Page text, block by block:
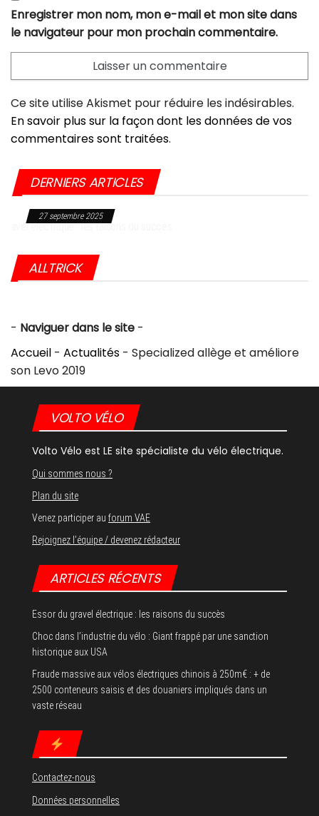
Enregistrer mon nom, mon e-mail et mon site dans
le navigateur pour mon prochain commentaire.
Ce site utilise Akismet pour réduire les indésirables.
En savoir plus sur la façon dont les données de vos
commentaires sont traitées.
DERNIERS ARTICLES
27 septembre 2025
aux USA
ALLTRICK
- Naviguer dans le site -
Accueil - Actualités - Specialized allège et améliore
son Levo 2019
VOLTO VÉLO
Volto Vélo est LE site spécialiste du vélo électrique.
Qui sommes nous ?
Plan du site
Venez participer au forum VAE
Rejoignez l’équipe / devenez rédacteur
ARTICLES RÉCENTS
Essor du gravel électrique : les raisons du succès
Choc dans l’industrie du vélo : Giant frappé par une sanction
historique aux USA
Fraude massive aux vélos électriques chinois à 250m€ : + de
2500 conteneurs saisis et des douaniers impliqués dans un
vaste réseau
Contactez-nous
Données personnelles